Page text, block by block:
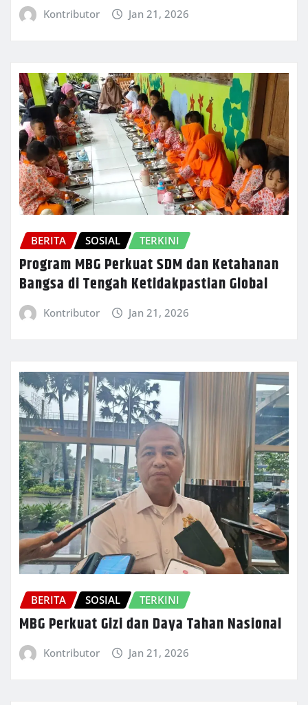
Kontributor Jan 21, 2026
BERITA SOSIAL TERKINI
Program MBG Perkuat SDM dan Ketahanan
Bangsa di Tengah Ketidakpastian Global
Kontributor Jan 21, 2026
BERITA SOSIAL TERKINI
MBG Perkuat Gizi dan Daya Tahan Nasional
Kontributor Jan 21, 2026